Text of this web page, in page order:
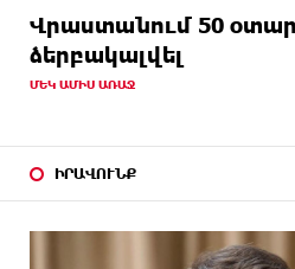
Վրաստանում 50
ձերբակալվել
ՄԵԿ ԱՄԻՍ ԱՌԱՋ
ԻՐԱՎՈՒՆՔ